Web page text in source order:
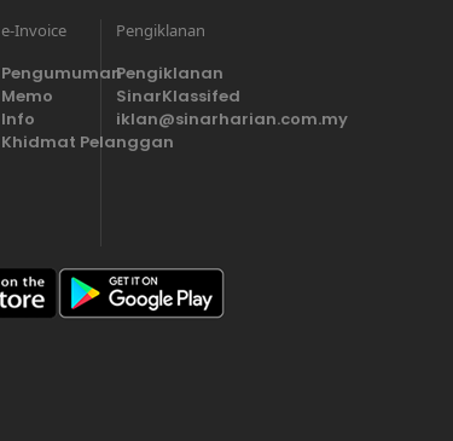
e-Invoice
Pengumuman
Memo
Info
Khidmat Pelanggan
Pengiklanan
Pengiklanan
SinarKlassifed
iklan@sinarharian.com.my